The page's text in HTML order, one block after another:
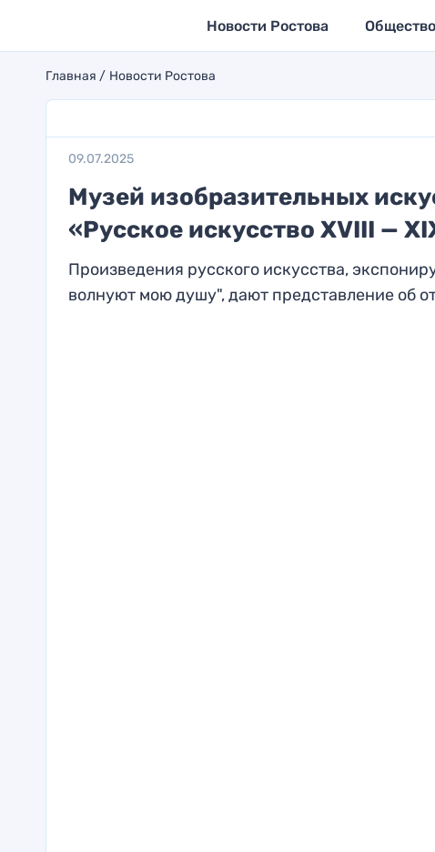
Новости Ростова Общество
Главная Новости Ростова
09.07.2025
Музей изобразительных
«Русское искусство XVIII —
Произведения русского искусства,
волнуют мою душу", дают представление об